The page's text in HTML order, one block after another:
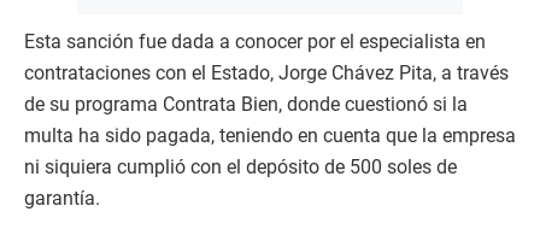
Esta sanción fue dada a conocer por el especialista en
contrataciones con el Estado, Jorge Chávez Pita, a través
de su programa Contrata Bien, donde cuestionó si la
multa ha sido pagada, teniendo en cuenta que la empresa
ni siquiera cumplió con el depósito de 500 soles de
garantía.